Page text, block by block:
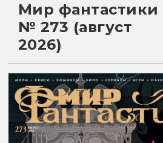
Мир фантастики
№ 273 (август
2026)